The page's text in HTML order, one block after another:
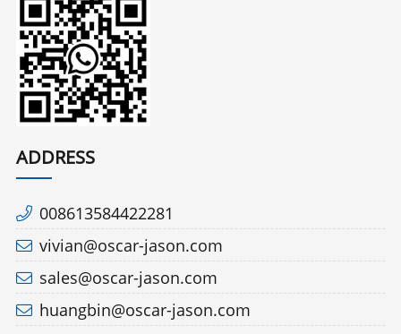
ADDRESS
008613584422281
vivian@oscar-jason.com
sales@oscar-jason.com
huangbin@oscar-jason.com